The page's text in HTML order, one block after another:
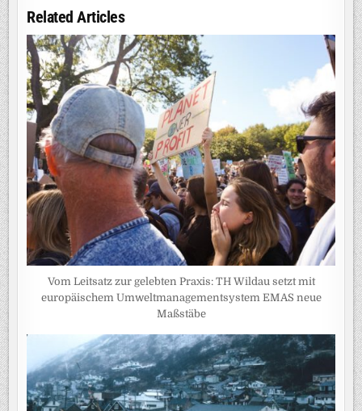
Related Articles
Vom Leitsatz zur gelebten Praxis: TH Wildau setzt mit
europäischem Umweltmanagementsystem EMAS neue
Maßstäbe